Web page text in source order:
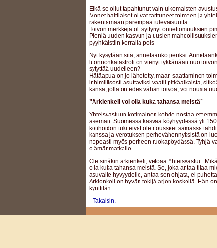
Eikä se ollut tapahtunut vain ulkomaisten
Monet haitilaiset olivat tarttuneet toimeen ja
rakentamaan parempaa tulevaisuutta.
Toivon merkkejä oli syttynyt onnettomuuksien
Pieniä uuden kasvun ja uusien
pyyhkäistiin kerralla pois.
Nyt kysytään sitä, annetaanko periksi.
luonnonkatastrofi on vienyt tykkänään nuo
sytyttää uudelleen?
Hätäapua on jo lähetetty, maan saattaminen
inhimillisesti asuttaviksi vaatii pitkäaikaista,
kansa, jolla on edes vähän toivoa, voi nousta
”Arkienkeli voi olla kuka tahansa meistä”
Yhteisvastuun kotimainen kohde nostaa
aseman. Suomessa kasvaa köyhyydessä yli
kotihoidon tuki eivät ole nousseet samassa
kanssa ja verotuksen perhevähennyksistä on
nopeasti myös perheen ruokapöydässä. Tyhjä
elämänmatkalle.
Ole sinäkin arkienkeli, vetoaa Yhteisvastuu.
olla kuka tahansa meistä. Se, joka antaa tilaa
asuvalle hyvyydelle, antaa sen ohjata, ei
Arkienkeli on hyvän tekijä arjen keskellä. Hän
kynttilän.
- Takaisin.